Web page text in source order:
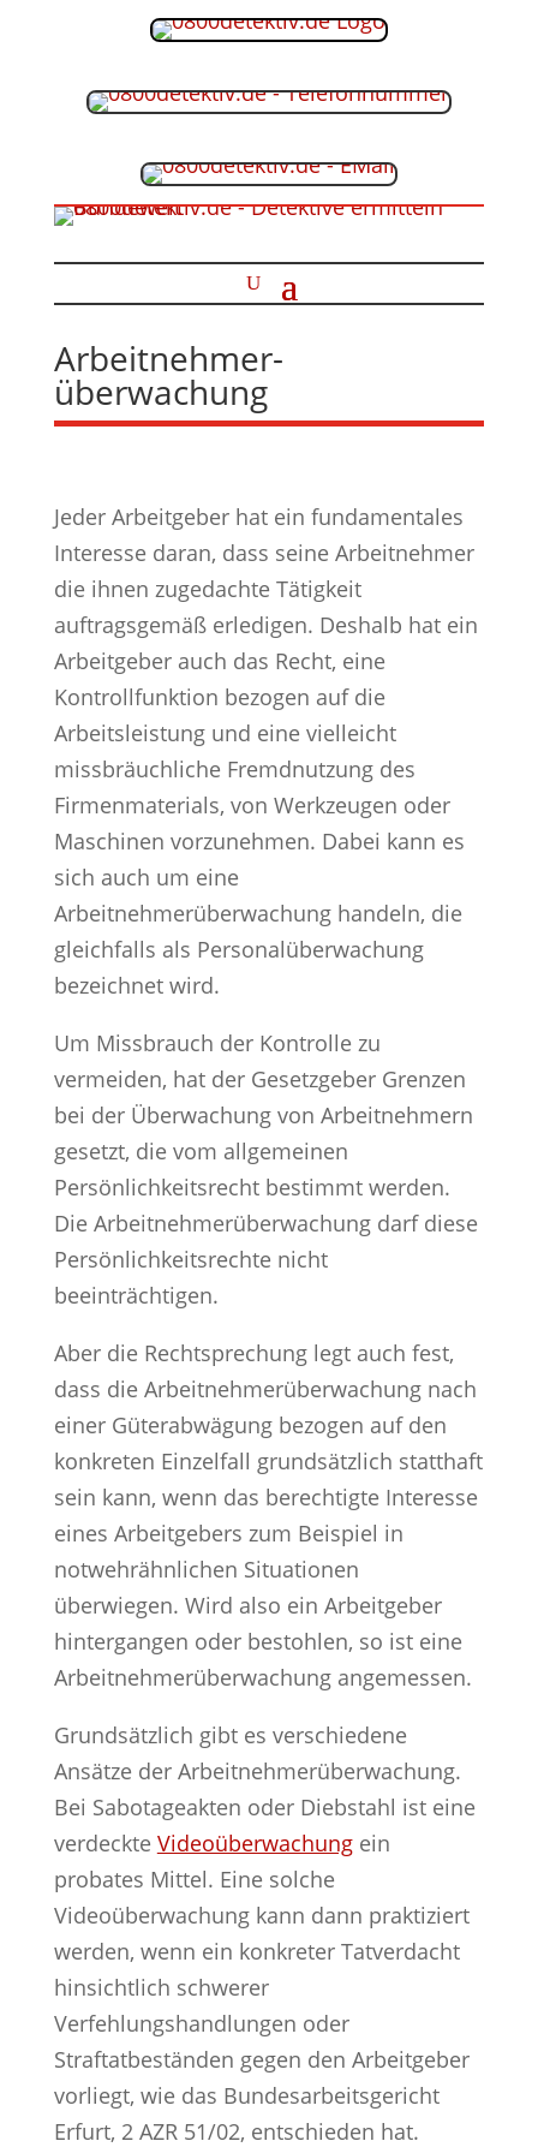
Arbeitnehmer­
überwachung
Jeder Arbeitgeber hat ein fundamentales
Interesse daran, dass seine Arbeitnehmer
die ihnen zugedachte Tätigkeit
auftragsgemäß erledigen. Deshalb hat ein
Arbeitgeber auch das Recht, eine
Kontrollfunktion bezogen auf die
Arbeitsleistung und eine vielleicht
missbräuchliche Fremdnutzung des
Firmenmaterials, von Werkzeugen oder
Maschinen vorzunehmen. Dabei kann es
sich auch um eine
Arbeitnehmerüberwachung handeln, die
gleichfalls als Personalüberwachung
bezeichnet wird.
Um Missbrauch der Kontrolle zu
vermeiden, hat der Gesetzgeber Grenzen
bei der Überwachung von Arbeitnehmern
gesetzt, die vom allgemeinen
Persönlichkeitsrecht bestimmt werden.
Die Arbeitnehmerüberwachung darf diese
Persönlichkeitsrechte nicht
beeinträchtigen.
Aber die Rechtsprechung legt auch fest,
dass die Arbeitnehmerüberwachung nach
einer Güterabwägung bezogen auf den
konkreten Einzelfall grundsätzlich statthaft
sein kann, wenn das berechtigte Interesse
eines Arbeitgebers zum Beispiel in
notwehrähnlichen Situationen
überwiegen. Wird also ein Arbeitgeber
hintergangen oder bestohlen, so ist eine
Arbeitnehmerüberwachung angemessen.
Grundsätzlich gibt es verschiedene
Ansätze der Arbeitnehmerüberwachung.
Bei Sabotageakten oder Diebstahl ist eine
verdeckte Videoüberwachungein
probates Mittel. Eine solche
Videoüberwachung kann dann praktiziert
werden, wenn ein konkreter Tatverdacht
hinsichtlich schwerer
Verfehlungshandlungen oder
Straftatbeständen gegen den Arbeitgeber
vorliegt, wie das Bundesarbeitsgericht
Erfurt, 2 AZR 51/02, entschieden hat.